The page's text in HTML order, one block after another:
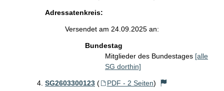
Adressatenkreis:
Versendet am 24.09.2025 an:
Bundestag
Mitglieder des Bundestages [alle
SG dorthin]
SG2603300123 ( PDF - 2 Seiten)